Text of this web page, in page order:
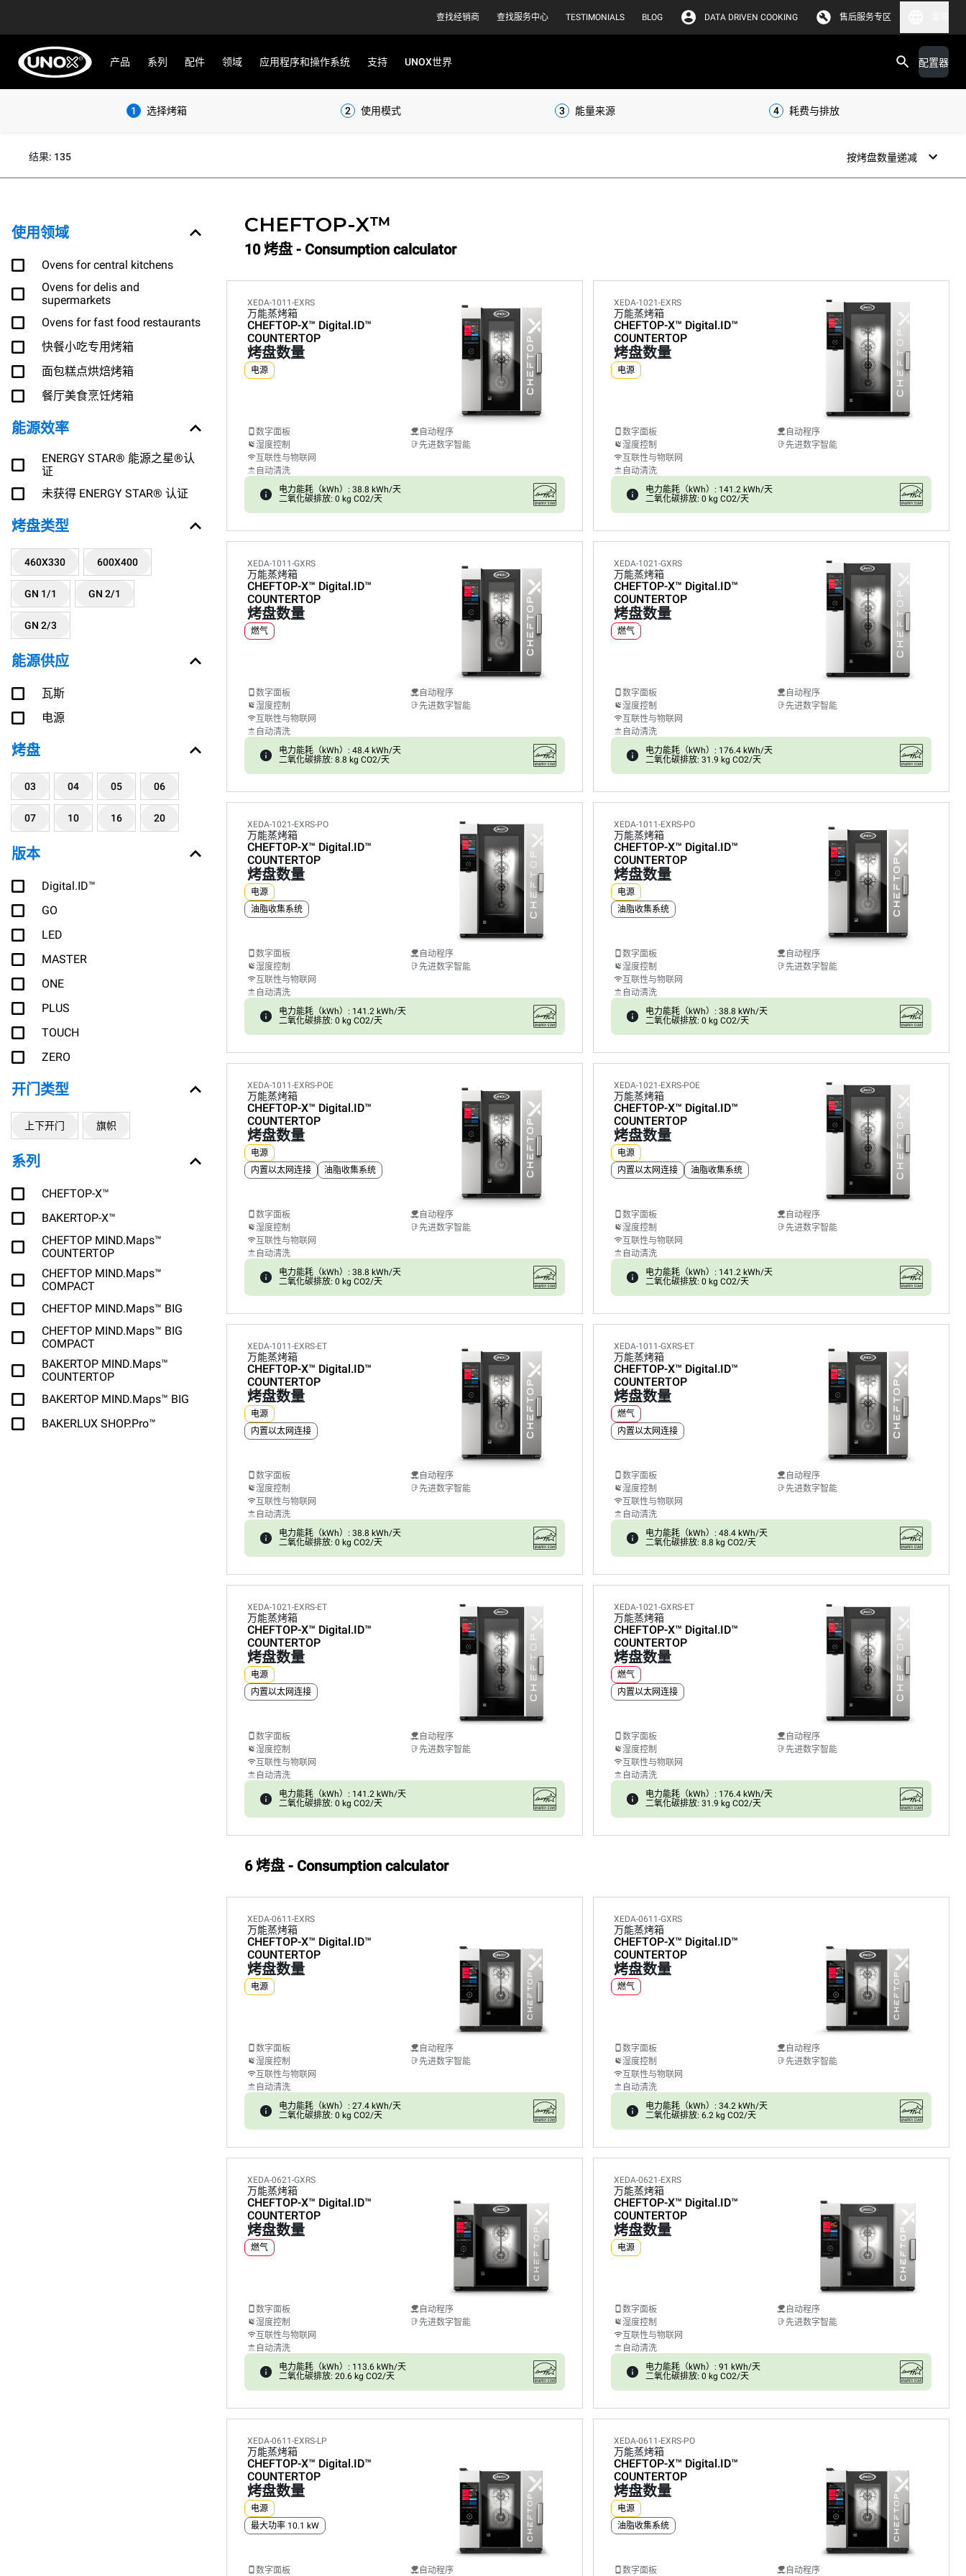
查找经销商 查找服务中心 TESTIMONIALS BLOG DATA DRIVEN COOKING 售后服务专区
产品 系列 配件 领域 应用程序和操作系统 支持 UNOX世界 配置器
1 选择烤箱 2 使用模式 3 能量来源 4 耗费与排放
结果: 135 按烤盘数量递减
使用领域
Ovens for central kitchens
Ovens for delis and
supermarkets
Ovens for fast food restaurants
快餐小吃专用烤箱
面包糕点烘焙烤箱
餐厅美食烹饪烤箱
能源效率
ENERGY STAR® 能源之星®认
证
未获得 ENERGY STAR® 认证
烤盘类型
460X330 600X400
GN 1/1 GN 2/1
GN 2/3
能源供应
瓦斯
电源
烤盘
03 04 05 06
07 10 16 20
版本
Digital.ID™
GO
LED
MASTER
ONE
PLUS
TOUCH
ZERO
开门类型
上下开门 旗帜
系列
CHEFTOP-X™
BAKERTOP-X™
CHEFTOP MIND.Maps™
COUNTERTOP
CHEFTOP MIND.Maps™
COMPACT
CHEFTOP MIND.Maps™ BIG
CHEFTOP MIND.Maps™ BIG
COMPACT
BAKERTOP MIND.Maps™
COUNTERTOP
BAKERTOP MIND.Maps™ BIG
BAKERLUX SHOP.Pro™
CHEFTOP-X™
10 烤盘 - Consumption calculator
XEDA-1011-EXRS
万能蒸烤箱
CHEFTOP-X™ Digital.ID™
COUNTERTOP
烤盘数量
电源
数字面板
湿度控制
互联性与物联网
自动清洗
自动程序
先进数字智能
电力能耗（kWh）: 38.8 kWh/天
二氧化碳排放: 0 kg CO2/天
XEDA-1021-EXRS
万能蒸烤箱
CHEFTOP-X™ Digital.ID™
COUNTERTOP
烤盘数量
电源
数字面板
湿度控制
互联性与物联网
自动清洗
自动程序
先进数字智能
电力能耗（kWh）: 141.2 kWh/天
二氧化碳排放: 0 kg CO2/天
XEDA-1011-GXRS
万能蒸烤箱
CHEFTOP-X™ Digital.ID™
COUNTERTOP
烤盘数量
燃气
数字面板
湿度控制
互联性与物联网
自动清洗
自动程序
先进数字智能
电力能耗（kWh）: 48.4 kWh/天
二氧化碳排放: 8.8 kg CO2/天
XEDA-1021-GXRS
万能蒸烤箱
CHEFTOP-X™ Digital.ID™
COUNTERTOP
烤盘数量
燃气
数字面板
湿度控制
互联性与物联网
自动清洗
自动程序
先进数字智能
电力能耗（kWh）: 176.4 kWh/天
二氧化碳排放: 31.9 kg CO2/天
XEDA-1021-EXRS-PO
万能蒸烤箱
CHEFTOP-X™ Digital.ID™
COUNTERTOP
烤盘数量
电源
油脂收集系统
数字面板
湿度控制
互联性与物联网
自动清洗
自动程序
先进数字智能
电力能耗（kWh）: 141.2 kWh/天
二氧化碳排放: 0 kg CO2/天
XEDA-1011-EXRS-PO
万能蒸烤箱
CHEFTOP-X™ Digital.ID™
COUNTERTOP
烤盘数量
电源
油脂收集系统
数字面板
湿度控制
互联性与物联网
自动清洗
自动程序
先进数字智能
电力能耗（kWh）: 38.8 kWh/天
二氧化碳排放: 0 kg CO2/天
XEDA-1011-EXRS-POE
万能蒸烤箱
CHEFTOP-X™ Digital.ID™
COUNTERTOP
烤盘数量
电源
内置以太网连接
油脂收集系统
数字面板
湿度控制
互联性与物联网
自动清洗
自动程序
先进数字智能
电力能耗（kWh）: 38.8 kWh/天
二氧化碳排放: 0 kg CO2/天
XEDA-1021-EXRS-POE
万能蒸烤箱
CHEFTOP-X™ Digital.ID™
COUNTERTOP
烤盘数量
电源
内置以太网连接
油脂收集系统
数字面板
湿度控制
互联性与物联网
自动清洗
自动程序
先进数字智能
电力能耗（kWh）: 141.2 kWh/天
二氧化碳排放: 0 kg CO2/天
XEDA-1011-EXRS-ET
万能蒸烤箱
CHEFTOP-X™ Digital.ID™
COUNTERTOP
烤盘数量
电源
内置以太网连接
数字面板
湿度控制
互联性与物联网
自动清洗
自动程序
先进数字智能
电力能耗（kWh）: 38.8 kWh/天
二氧化碳排放: 0 kg CO2/天
XEDA-1011-GXRS-ET
万能蒸烤箱
CHEFTOP-X™ Digital.ID™
COUNTERTOP
烤盘数量
燃气
内置以太网连接
数字面板
湿度控制
互联性与物联网
自动清洗
自动程序
先进数字智能
电力能耗（kWh）: 48.4 kWh/天
二氧化碳排放: 8.8 kg CO2/天
XEDA-1021-EXRS-ET
万能蒸烤箱
CHEFTOP-X™ Digital.ID™
COUNTERTOP
烤盘数量
电源
内置以太网连接
数字面板
湿度控制
互联性与物联网
自动清洗
自动程序
先进数字智能
电力能耗（kWh）: 141.2 kWh/天
二氧化碳排放: 0 kg CO2/天
XEDA-1021-GXRS-ET
万能蒸烤箱
CHEFTOP-X™ Digital.ID™
COUNTERTOP
烤盘数量
燃气
内置以太网连接
数字面板
湿度控制
互联性与物联网
自动清洗
自动程序
先进数字智能
电力能耗（kWh）: 176.4 kWh/天
二氧化碳排放: 31.9 kg CO2/天
6 烤盘 - Consumption calculator
XEDA-0611-EXRS
万能蒸烤箱
CHEFTOP-X™ Digital.ID™
COUNTERTOP
烤盘数量
电源
数字面板
湿度控制
互联性与物联网
自动清洗
自动程序
先进数字智能
电力能耗（kWh）: 27.4 kWh/天
二氧化碳排放: 0 kg CO2/天
XEDA-0611-GXRS
万能蒸烤箱
CHEFTOP-X™ Digital.ID™
COUNTERTOP
烤盘数量
燃气
数字面板
湿度控制
互联性与物联网
自动清洗
自动程序
先进数字智能
电力能耗（kWh）: 34.2 kWh/天
二氧化碳排放: 6.2 kg CO2/天
XEDA-0621-GXRS
万能蒸烤箱
CHEFTOP-X™ Digital.ID™
COUNTERTOP
烤盘数量
燃气
数字面板
湿度控制
互联性与物联网
自动清洗
自动程序
先进数字智能
电力能耗（kWh）: 113.6 kWh/天
二氧化碳排放: 20.6 kg CO2/天
XEDA-0621-EXRS
万能蒸烤箱
CHEFTOP-X™ Digital.ID™
COUNTERTOP
烤盘数量
电源
数字面板
湿度控制
互联性与物联网
自动清洗
自动程序
先进数字智能
电力能耗（kWh）: 91 kWh/天
二氧化碳排放: 0 kg CO2/天
XEDA-0611-EXRS-LP
万能蒸烤箱
CHEFTOP-X™ Digital.ID™
COUNTERTOP
烤盘数量
电源
最大功率 10.1 kW
数字面板 自动程序
XEDA-0611-EXRS-PO
万能蒸烤箱
CHEFTOP-X™ Digital.ID™
COUNTERTOP
烤盘数量
电源
油脂收集系统
数字面板 自动程序